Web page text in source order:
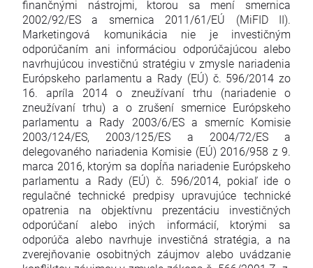
finančnými nástrojmi, ktorou sa mení smernica
2002/92/ES a smernica 2011/61/EÚ (MiFID II).
Marketingová komunikácia nie je investičným
odporúčaním ani informáciou odporúčajúcou alebo
navrhujúcou investičnú stratégiu v zmysle nariadenia
Európskeho parlamentu a Rady (EÚ) č. 596/2014 zo
16. apríla 2014 o zneužívaní trhu (nariadenie o
zneužívaní trhu) a o zrušení smernice Európskeho
parlamentu a Rady 2003/6/ES a smerníc Komisie
2003/124/ES, 2003/125/ES a 2004/72/ES a
delegovaného nariadenia Komisie (EÚ) 2016/958 z 9.
marca 2016, ktorým sa dopĺňa nariadenie Európskeho
parlamentu a Rady (EÚ) č. 596/2014, pokiaľ ide o
regulačné technické predpisy upravujúce technické
opatrenia na objektívnu prezentáciu investičných
odporúčaní alebo iných informácií, ktorými sa
odporúča alebo navrhuje investičná stratégia, a na
zverejňovanie osobitných záujmov alebo uvádzanie